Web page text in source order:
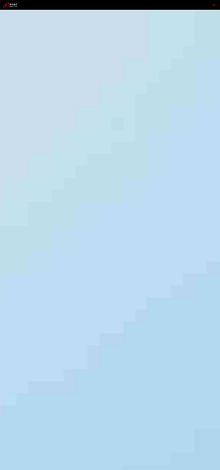
GOPAY钱包